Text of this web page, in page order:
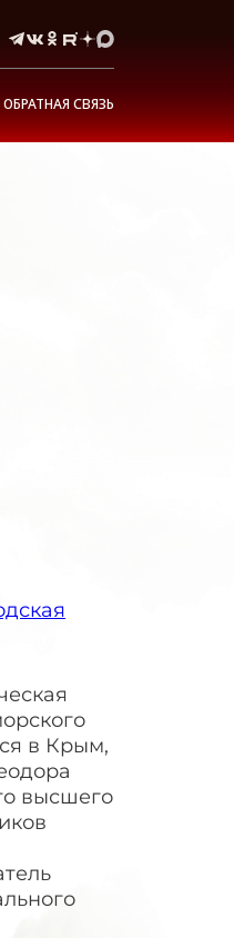
ОБРАТНАЯ СВЯЗЬ
в Крым,
высшего